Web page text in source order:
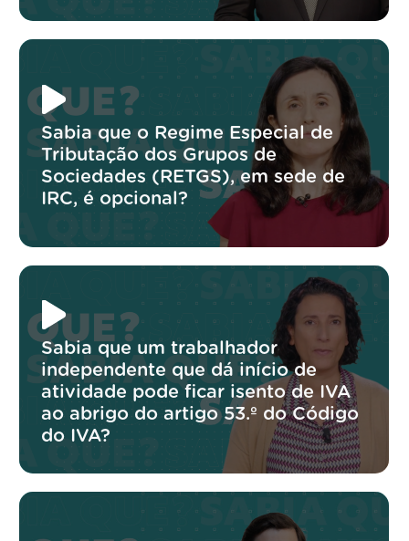
Sabia que o Regime Especial de
Tributação dos Grupos de
Sociedades (RETGS), em sede de
IRC, é opcional?
Sabia que um trabalhador
independente que dá início de
atividade pode ficar isento de IVA
ao abrigo do artigo 53.º do Código
do IVA?